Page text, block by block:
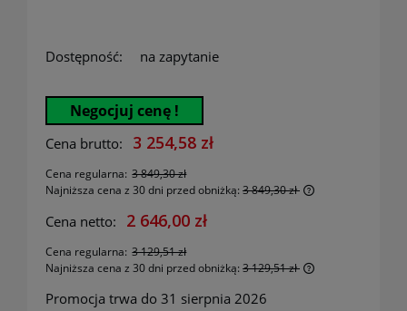
Dostępność: na zapytanie
Negocjuj cenę !
Cena brutto: 3 254,58 zł
Cena regularna: 3 849,30 zł
Najniższa cena z 30 dni przed obniżką: 3 849,30 zł
Cena netto: 2 646,00 zł
Cena regularna: 3 129,51 zł
Najniższa cena z 30 dni przed obniżką: 3 129,51 zł
Promocja trwa do 31 sierpnia 2026